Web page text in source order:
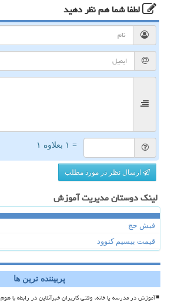
لطفا شما همنظر دهید
= ۱ بعلاوه ۱
ارسال نظر در مورد مطلب
لینک دوستان مدیریت آموزش
فیش حج
قیمت بیسیم کنوود
پربیننده ترین ها
آموزش در مدرسه یا خانه، وقتی کاربران خبرآنلاین در رابطه با